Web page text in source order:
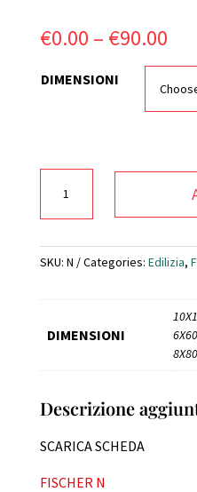
€0.00 – €90.00
DIMENSIONI
S
NYLON
VITE
quantity
SKU: N Categories: Edilizia,
DIMENSIONI
8X80
Descrizione
SCARICA SCHEDA
FISCHER N